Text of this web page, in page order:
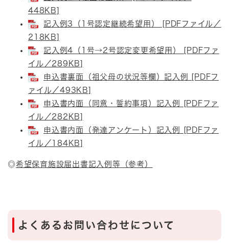
448KB]
記入例3（1号認定継続希望用） [PDFファイル／
218KB]
記入例4（1号→2号認定変更希望用） [PDFファ
イル／289KB]
申込書裏面（祖父母の状況等欄）記入例 [PDFフ
ァイル／493KB]
申込書内面（同意・誓約事項）記入例 [PDFファ
イル／282KB]
申込書内面（発達アンケート）記入例 [PDFファ
イル／184KB]
◎希望保育施設届出書記入例等（参考）
よくあるお問い合わせについて